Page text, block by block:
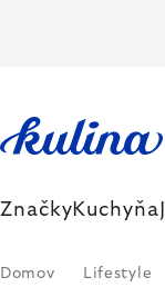
ZnačkyKuchyňa
Domov Lifestyle